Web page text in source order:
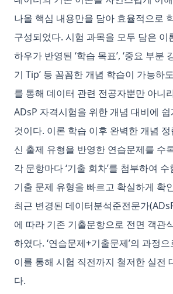
나올 핵심 내용만을 담아 효율적으로
구성되었다. 시험 과목을 모두 담은 이
하우가 반영된 ‘학습 목표’, ‘중요 부분
기 Tip’ 등 꼼꼼한 개념 학습이 가능하
를 통해 데이터 관련 전공자뿐만 아니
ADsP 자격시험을 위한 개념 대비에
것이다. 이론 학습 이후 완벽한 개념
신 출제 유형을 반영한 연습문제를 수
각 문항마다 ‘기출 회차’를 첨부하여
기출 문제 유형을 빠르고 확실하게 확
최근 변경된 데이터분석준전문가
에 따라 기존 기출문항으로 전면 객관
하였다. ‘연습문제+기출문제’의 과정
이를 통해 시험 직전까지 철저한 실전
다.